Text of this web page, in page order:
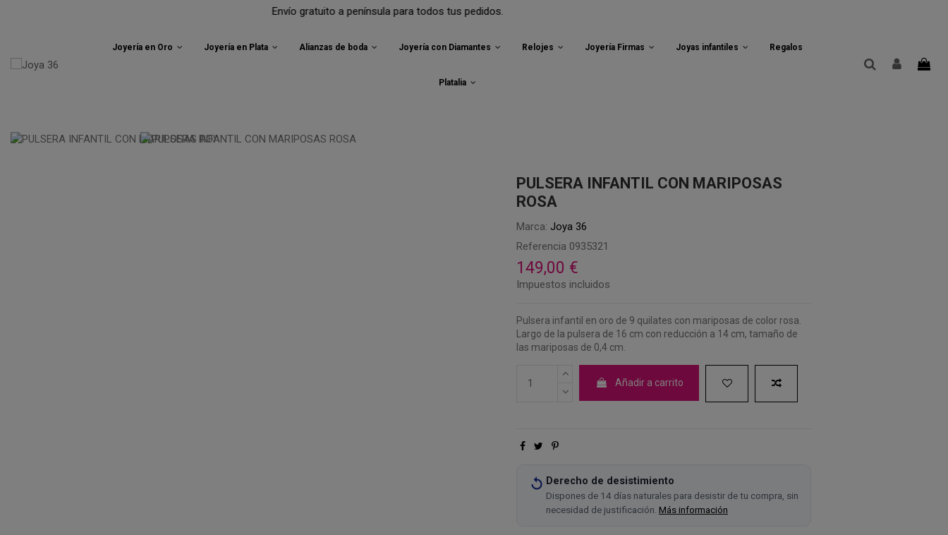
Envío gratuito a península para todos tus pedidos.
Joyería en Oro Joyería en Plata Alianzas de boda Joyería con Diamantes Relojes Joyería Firmas Joyas infantiles Regalos
Platalia
PULSERA INFANTIL CON MARIPOSAS
ROSA
Marca: Joya 36
Referencia 0935321
149,00 €
Impuestos incluidos
Pulsera infantil en oro de 9 quilates con mariposas de color rosa.
Largo de la pulsera de 16 cm con reducción a 14 cm, tamaño de
las mariposas de 0,4 cm.
Añadir a carrito
Derecho de desistimiento
Dispones de 14 días naturales para desistir de tu compra, sin
necesidad de justificación. Más información